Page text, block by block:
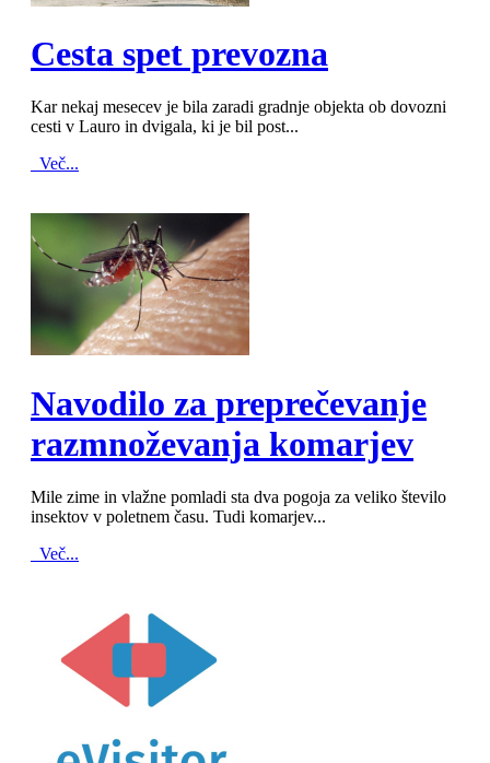
Cesta spet prevozna
Kar nekaj mesecev je bila zaradi gradnje objekta ob dovozni
cesti v Lauro in dvigala, ki je bil post...
Več...
Navodilo za preprečevanje
razmnoževanja komarjev
Mile zime in vlažne pomladi sta dva pogoja za veliko število
insektov v poletnem času. Tudi komarjev...
Več...